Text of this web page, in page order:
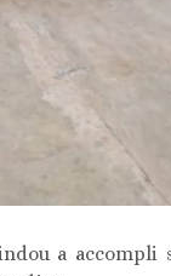
a accompli